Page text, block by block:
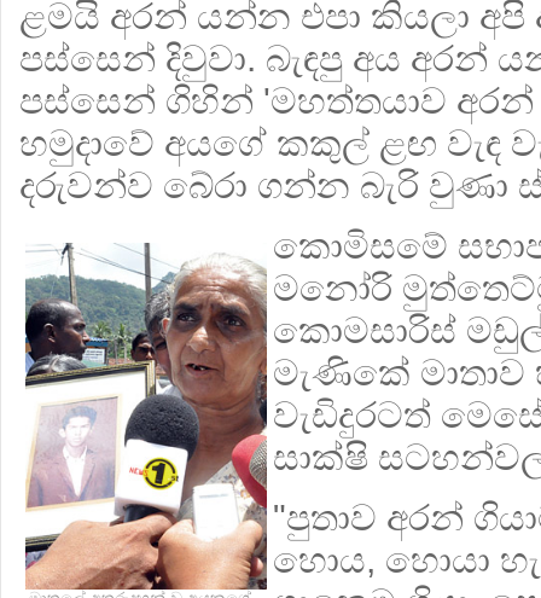
ළමයි අරන් යන්න එපා කියලා අපි
පස්සෙන් දිවුවා. බැඳපු අය අරන්
පස්සෙන් ගිහින් 'මහත්තයාව අරන්
හමුදාවේ අයගේ කකුල් ළඟ වැඳ
දරුවන්ව බේරා ගන්න බැරි වුණා
කොමිසමේ
මනෝරි
කොමසාරිස්
මැණිකේ මාතාව
වැඩිදුරටත්
සාක්ෂි
"පුතාව අරන්
හොය, හොයා